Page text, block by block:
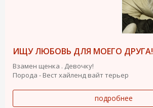
ИЩУ ЛЮБОВЬ ДЛЯ МОЕГО ДРУГА!
Взамен щенка . Девочку!
Порода - Вест хайленд вайт терьер
подробнее